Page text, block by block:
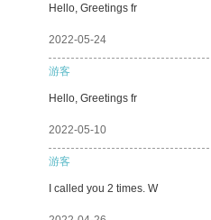
Hello, Greetings fr
2022-05-24
游客
Hello, Greetings fr
2022-05-10
游客
I called you 2 times. W